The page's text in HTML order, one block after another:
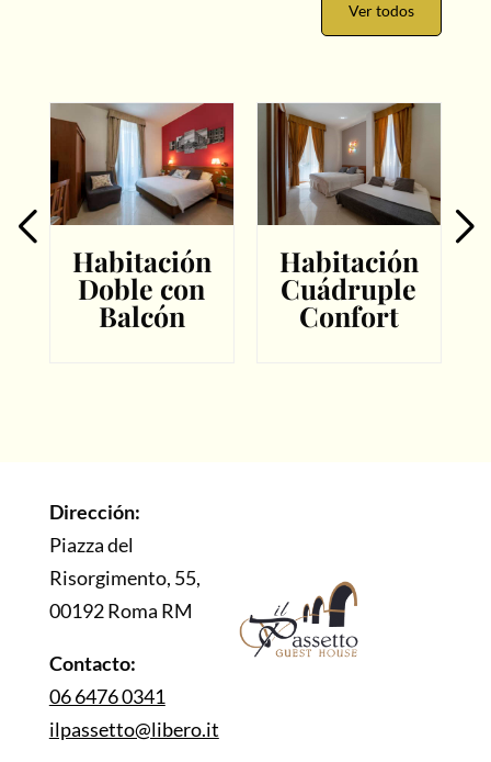
Ver todos
Habitación
Doble con
Balcón
Habitación
Cuádruple
Confort
Dirección:
Piazza del
Risorgimento, 55,
00192 Roma RM
Contacto:
06 6476 0341
ilpassetto@libero.it